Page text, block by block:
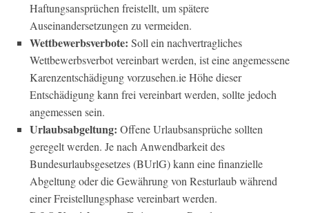
Haftungsansprüchen freistellt, um spätere
Auseinandersetzungen zu vermeiden.
Wettbewerbsverbote: Soll ein nachvertragliches
Wettbewerbsverbot vereinbart werden, ist eine angemessene
Karenzentschädigung vorzusehen.ie Höhe dieser
Entschädigung kann frei vereinbart werden, sollte jedoch
angemessen sein.
Urlaubsabgeltung: Offene Urlaubsansprüche sollten
geregelt werden. Je nach Anwendbarkeit des
Bundesurlaubsgesetzes (BUrlG) kann eine finanzielle
Abgeltung oder die Gewährung von Resturlaub während
einer Freistellungsphase vereinbart werden.